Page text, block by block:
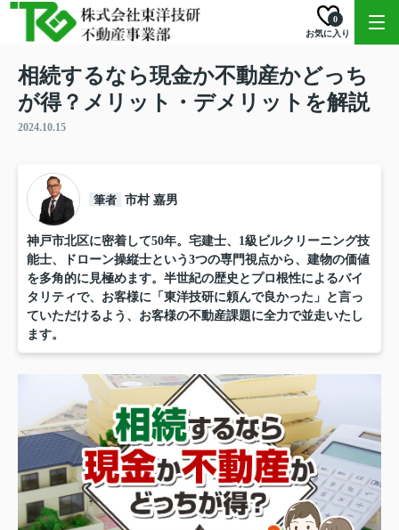
お気に入り
0
相続するなら現金か不動産かどっち
が得？メリット・デメリットを解説
2024.10.15
筆者 市村 嘉男
神戸市北区に密着して50年。宅建士、1級ビルクリーニング技
能士、ドローン操縦士という3つの専門視点から、建物の価値
を多角的に見極めます。半世紀の歴史とプロ根性によるバイ
タリティで、お客様に「東洋技研に頼んで良かった」と言っ
ていただけるよう、お客様の不動産課題に全力で並走いたし
ます。